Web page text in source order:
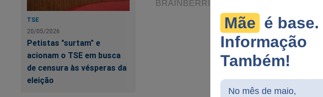
Mãe é base.
Informação
Também!
No mês de maio,
TSE
20/05/2026
Petistas "surtam" e
acionam o TSE em busca
de censura às vésperas da
eleição